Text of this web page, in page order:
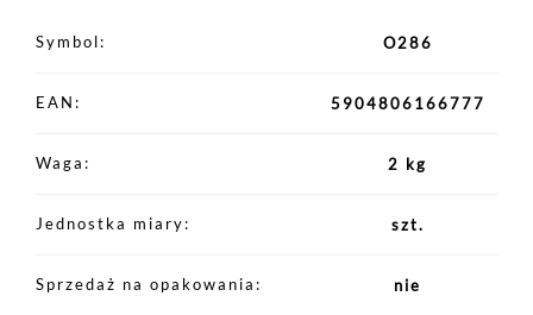
Symbol O286
EAN 5904806166777
Waga 2 kg
Jednostka miary szt.
Sprzedaż na opakowania nie